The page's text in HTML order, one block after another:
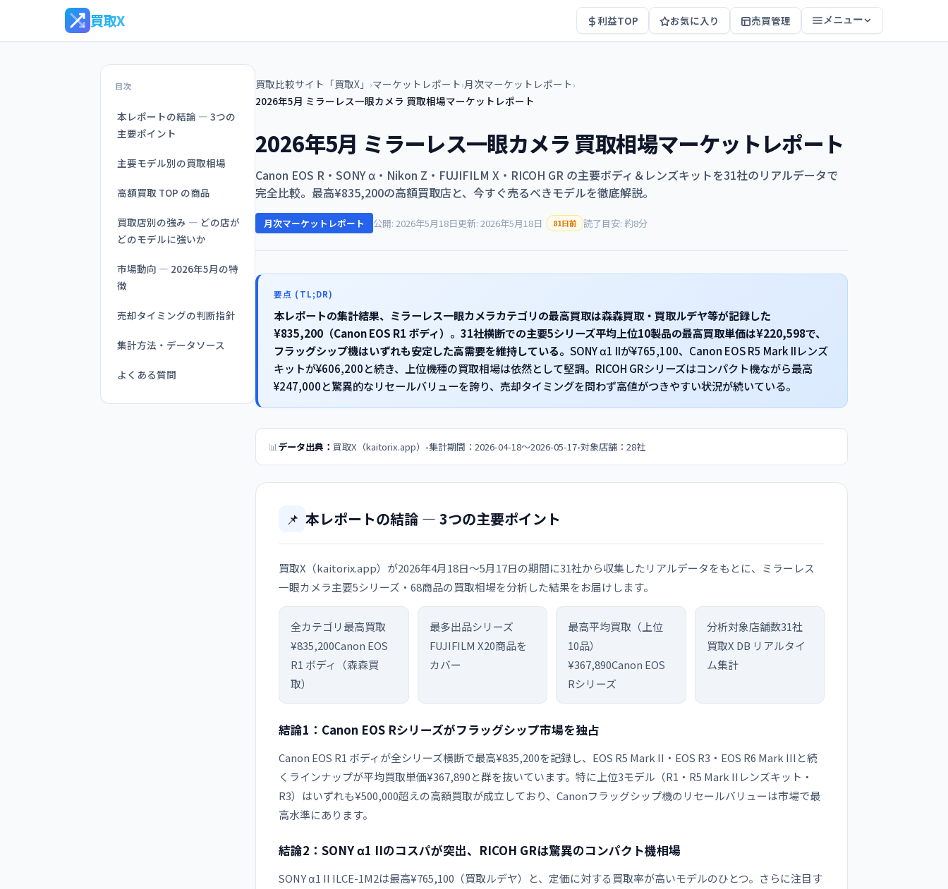
買取X 利益TOP お気に入り 売買管理 メニュー
目次
本レポートの結論 — 3つの
主要ポイント
主要モデル別の買取相場
高額買取 TOP の商品
買取店別の強み — どの店が
どのモデルに強いか
市場動向 — 2026年5月の特
徴
売却タイミングの判断指針
集計方法・データソース
よくある質問
買取比較サイト「買取X」 ›マーケットレポート›月次マーケットレポート›
2026年5月 ミラーレス一眼カメラ 買取相場マーケットレポート
2026年5月 ミラーレス一眼カメラ 買取相場マーケットレポート
Canon EOS R・SONY α・Nikon Z・FUJIFILM X・RICOH GR の主要ボディ＆レンズキットを31社のリアルデータで
完全比較。最高¥835,200の高額買取店と、今すぐ売るべきモデルを徹底解説。
月次マーケットレポート 公開: 2026年5月18日更新: 2026年5月18日 81日前 読了目安: 約8分
要点 (TL;DR)
本レポートの集計結果、ミラーレス一眼カメラカテゴリの最高買取は森森買取・買取ルデヤ等が記録した
¥835,200（Canon EOS R1 ボディ）。31社横断での主要5シリーズ平均上位10製品の最高買取単価は¥220,598で、
フラッグシップ機はいずれも安定した高需要を維持している。 SONY α1 IIが¥765,100、Canon EOS R5 Mark IIレンズ
キットが¥606,200と続き、上位機種の買取相場は依然として堅調。RICOH GRシリーズはコンパクト機ながら最高
¥247,000と驚異的なリセールバリューを誇り、売却タイミングを問わず高値がつきやすい状況が続いている。
データ出典： 買取X（kaitorix.app） 集計期間：2026-04-18〜2026-05-17 対象店舗：28社
📌 本レポートの結論 — 3つの主要ポイント
買取X（kaitorix.app）が2026年4月18日〜5月17日の期間に31社から収集したリアルデータをもとに、ミラーレス
一眼カメラ主要5シリーズ・68商品の買取相場を分析した結果をお届けします。
全カテゴリ最高買取
¥835,200Canon EOS
R1 ボディ（森森買
取）
最多出品シリーズ
FUJIFILM X20商品を
カバー
最高平均買取（上位
10品）
¥367,890Canon EOS
Rシリーズ
分析対象店舗数31社
買取X DB リアルタイ
ム集計
結論1：Canon EOS Rシリーズがフラッグシップ市場を独占
Canon EOS R1 ボディが全シリーズ横断で最高¥835,200を記録し、EOS R5 Mark II・EOS R3・EOS R6 Mark IIIと続
くラインナップが平均買取単価¥367,890と群を抜いています。特に上位3モデル（R1・R5 Mark IIレンズキット・
R3）はいずれも¥500,000超えの高額買取が成立しており、Canonフラッグシップ機のリセールバリューは市場で最
高水準にあります。
結論2：SONY α1 IIのコスパが突出、RICOH GRは驚異のコンパクト機相場
SONY α1 II ILCE-1M2は最高¥765,100（買取ルデヤ）と、定価に対する買取率が高いモデルのひとつ。さらに注目す